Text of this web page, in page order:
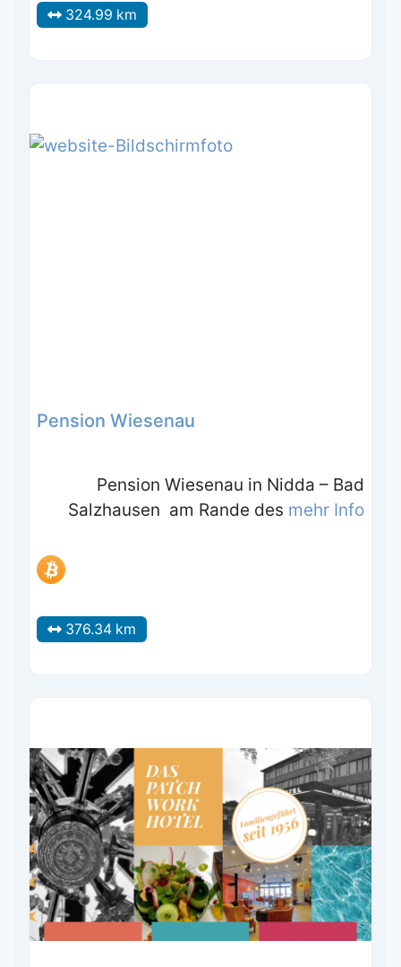
324.99 km
Pension Wiesenau
Pension Wiesenau in Nidda – Bad
Salzhausen am Rande des mehr Info
376.34 km